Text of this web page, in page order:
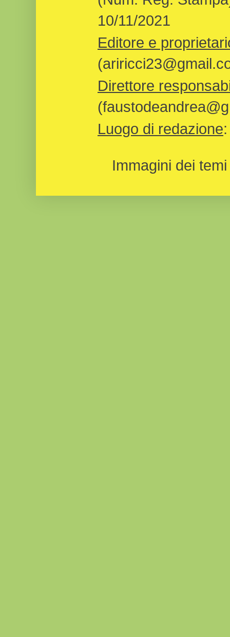
10/11/2021
Editore e
Direttore
Luogo di redazione
Immagini dei